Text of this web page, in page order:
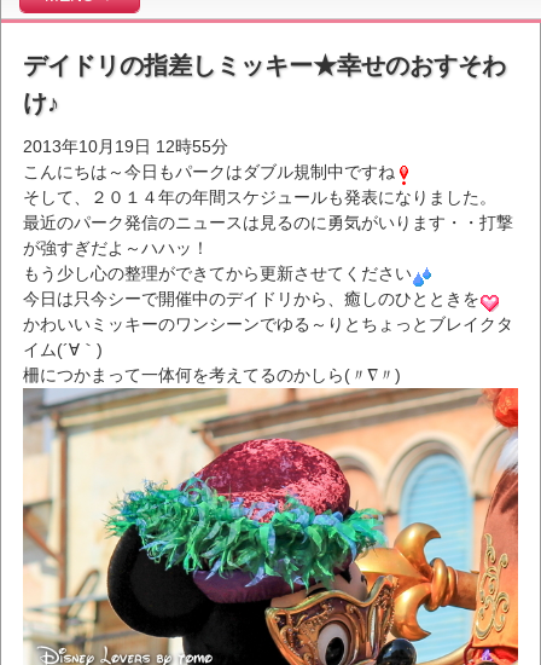
デイドリの指差しミッキー★幸せのおすそわ
け♪
2013年10月19日 12時55分
こんにちは～今日もパークはダブル規制中ですね
そして、２０１４年の年間スケジュールも発表になりました。
最近のパーク発信のニュースは見るのに勇気がいります・・打撃
が強すぎだよ～ハハッ！
もう少し心の整理ができてから更新させてください
今日は只今シーで開催中のデイドリから、癒しのひとときを
かわいいミッキーのワンシーンでゆる～りとちょっとブレイクタ
イム(´∀｀)
柵につかまって一体何を考えてるのかしら(〃∇〃)